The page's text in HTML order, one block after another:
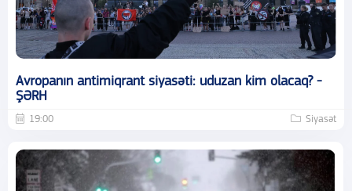
Avropanın antimiqrant siyasəti: uduzan kim olacaq? -
ŞƏRH
19:00 Siyasət